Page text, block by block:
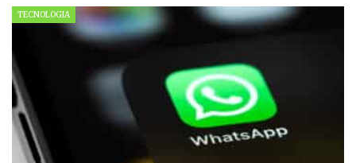
TECNOLOGIA